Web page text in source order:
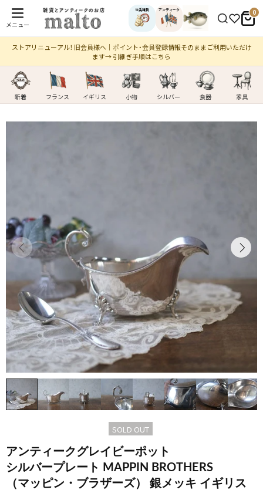
メニュー
生活雑貨 アンティーク 0
ストアリニューアル！ 旧会員様へ｜ポイント・会員登録情報そのままご利用いただけ
ます→ 引継ぎ手順はこちら
新着 フランス イギリス 小物 シルバー 食器 家具
SOLD OUT
アンティークグレイビーポット
シルバープレート MAPPIN BROTHERS​
（マッピン・​ブラザーズ）​ 銀メッキ イギリス